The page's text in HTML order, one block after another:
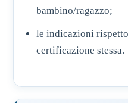
bambino/ragazzo;
le indicazioni
certificazione stessa.